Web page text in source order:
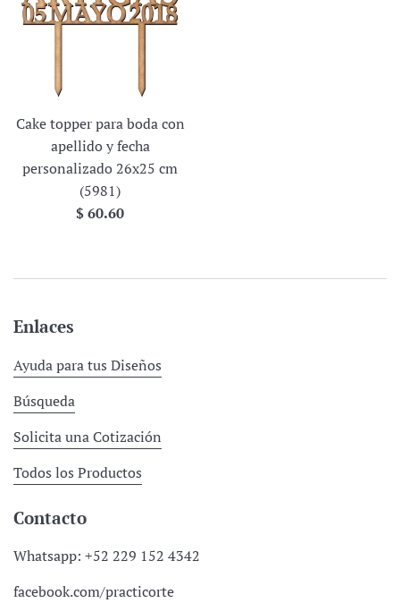
Cake topper para boda con
apellido y fecha
personalizado 26x25 cm
(5981)
Precio
$ 60.60
Enlaces
Ayuda para tus Diseños
Búsqueda
Solicita una Cotización
Todos los Productos
Contacto
Whatsapp: +52 229 152 4342
facebook.com/practicorte